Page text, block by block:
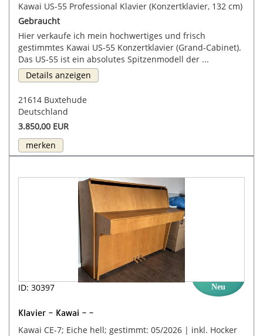
Kawai US-55 Professional Klavier (Konzertklavier, 132 cm)
Gebraucht
Hier verkaufe ich mein hochwertiges und frisch
gestimmtes Kawai US-55 Konzertklavier (Grand-Cabinet).
Das US-55 ist ein absolutes Spitzenmodell der ...
Details anzeigen
21614 Buxtehude
Deutschland
3.850,00 EUR
merken
ID: 30397 Neu
Klavier - Kawai - -
Kawai CE-7; Eiche hell; gestimmt: 05/2026 | inkl. Hocker